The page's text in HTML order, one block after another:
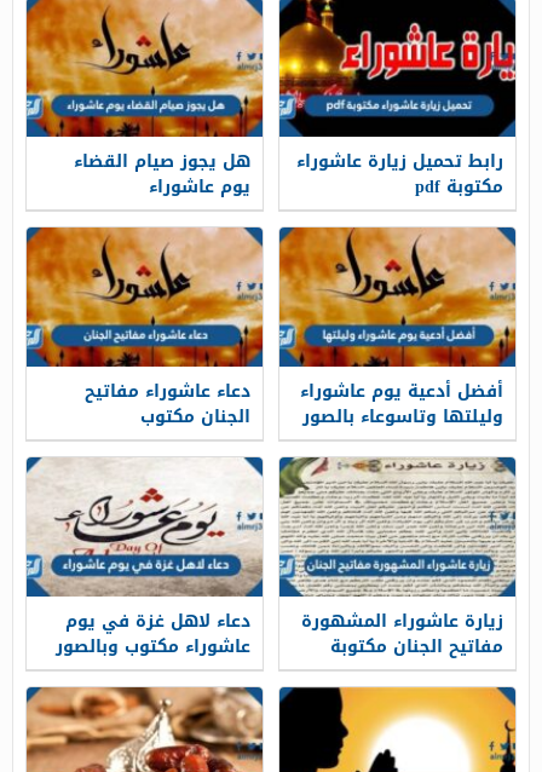
رابط تحميل زيارة عاشوراء
مكتوبة pdf
هل يجوز صيام القضاء
يوم عاشوراء
أفضل أدعية يوم عاشوراء
وليلتها وتاسوعاء بالصور
دعاء عاشوراء مفاتيح
الجنان مكتوب
زيارة عاشوراء المشهورة
مفاتيح الجنان مكتوبة
دعاء لاهل غزة في يوم
عاشوراء مكتوب وبالصور